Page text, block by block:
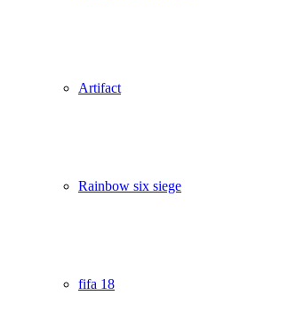
Artifact
Rainbow six siege
fifa 18